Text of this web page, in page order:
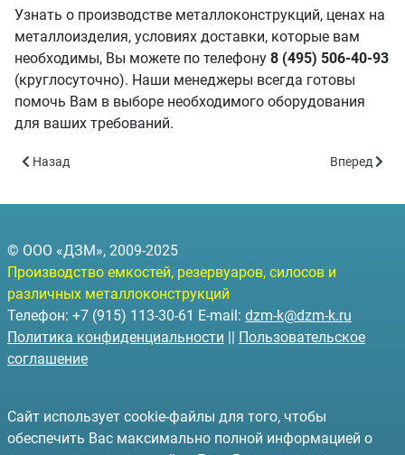
Узнать о производстве металлоконструкций, ценах на
металлоизделия, условиях доставки, которые вам
необходимы, Вы можете по телефону 8 (495) 506-40-93
(круглосуточно). Наши менеджеры всегда готовы
помочь Вам в выборе необходимого оборудования
для ваших требований.
Предыдущий: Канализационные насосные станции
Назад Вперед
© ООО «ДЗМ», 2009-2025
Производство емкостей, резервуаров, силосов и
различных металлоконструкций
Телефон: +7 (915) 113-30-61 E-mail: dzm-k@dzm-k.ru
Политика конфиденциальности || Пользовательское
соглашение
Сайт использует cookie-файлы для того, чтобы
обеспечить Вас максимально полной информацией о